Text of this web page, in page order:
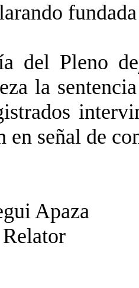
del Pleno
la
en señal de
Apaza